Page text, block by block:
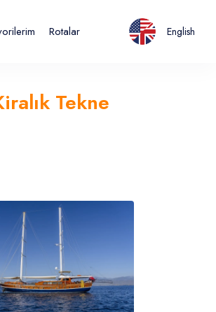
Rotalar English
Tekne